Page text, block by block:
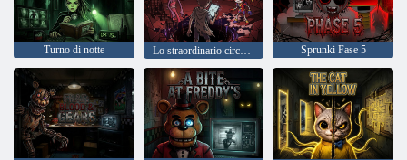
Turno di notte Lo straordinario circo digitale Sprunki Fase 5